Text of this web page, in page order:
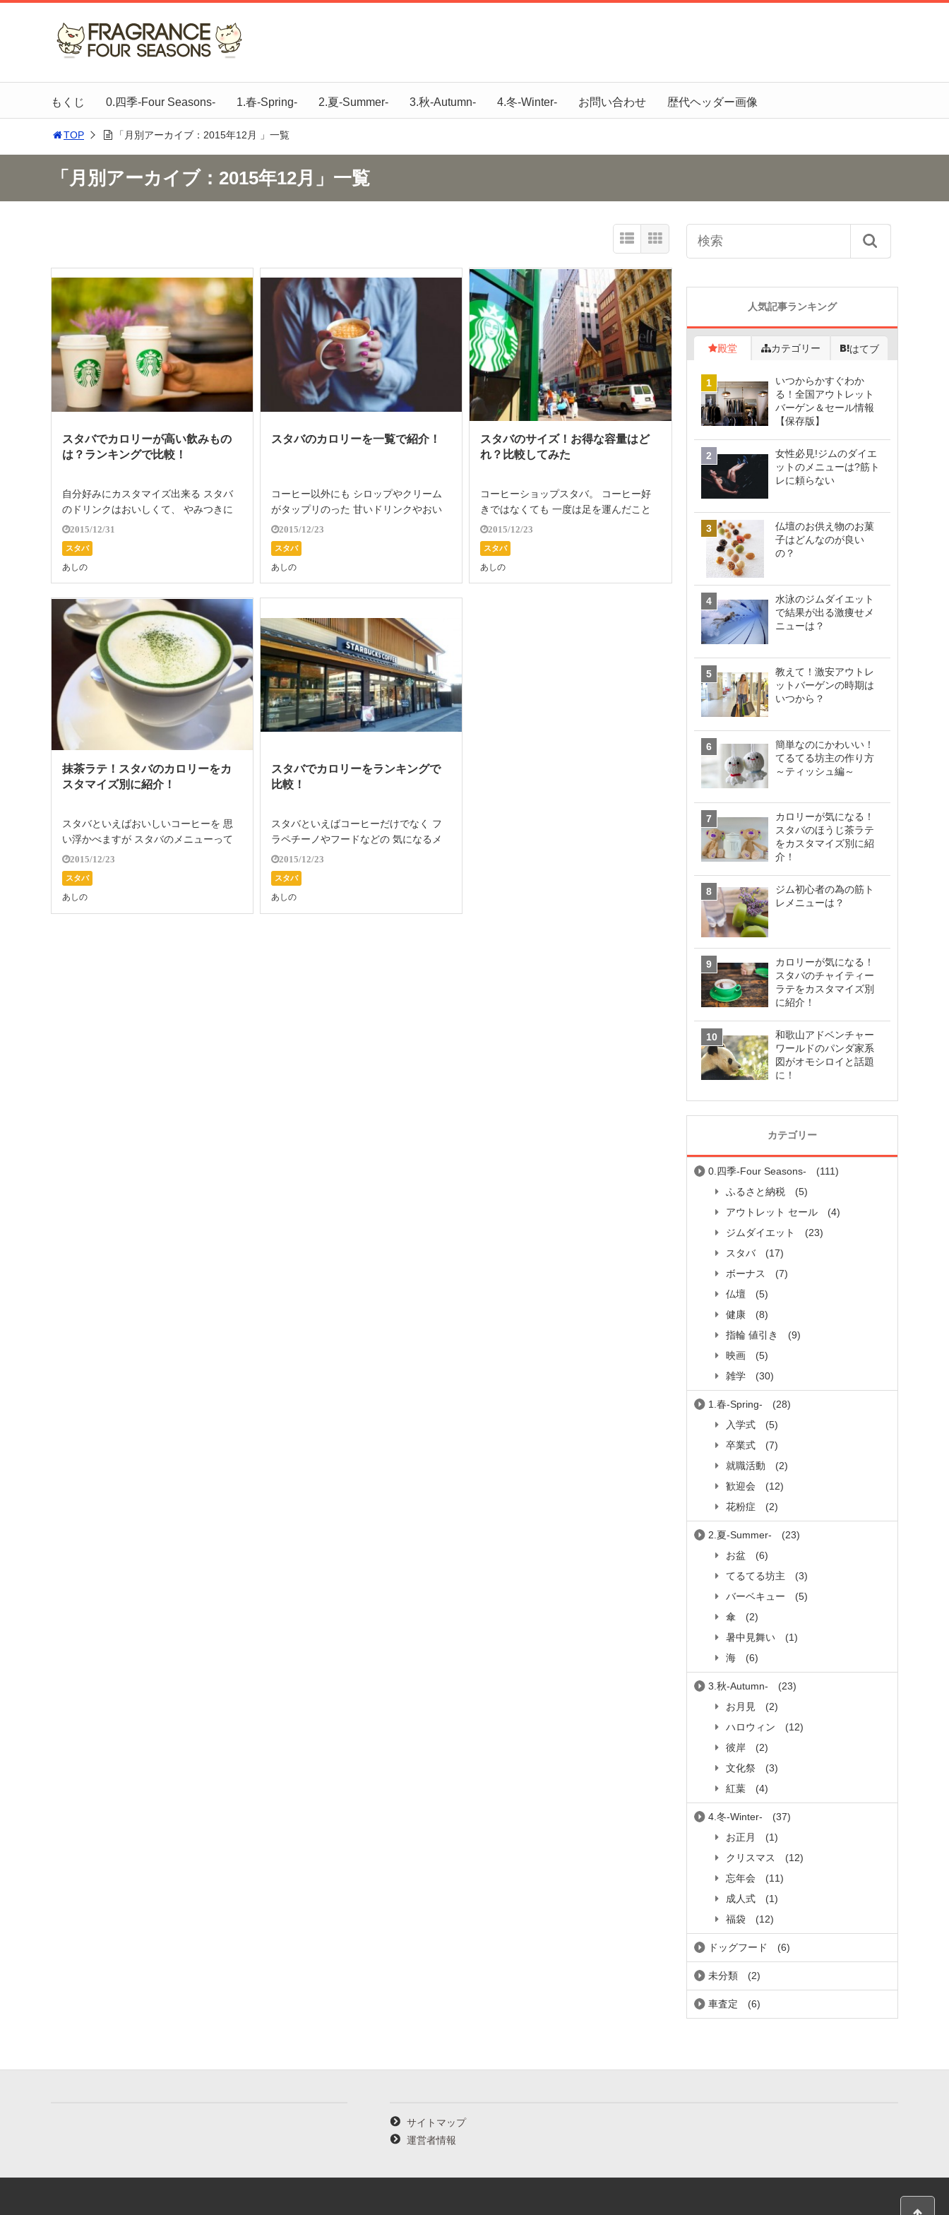
もくじ 0.四季-Four Seasons- 1.春-Spring- 2.夏-Summer- 3.秋-Autumn- 4.冬-Winter- お問い合わせ 歴代ヘッダー画像
TOP 「月別アーカイブ：2015年12月 」一覧
「月別アーカイブ：2015年12月」一覧
スタバでカロリーが高い飲みもの
は？ランキングで比較！
自分好みにカスタマイズ出来る スタバ
のドリンクはおいしくて、 やみつきに
なってしまいますが それがダイエット
中となると、 今度はカロリーが 気にな
ってくるんですよね～。 スタバでカロ
リーが高いドリンクを ランキングにし
た […]
2015/12/31
スタバ
あしの
スタバのカロリーを一覧で紹介！
コーヒー以外にも シロップやクリーム
がタップリのった 甘いドリンクやおい
しいフードも 魅力のコーヒーショップ
スタバ。 期間限定のメニューや オリジ
ナルにカスタマイズできちゃう トッピ
ングのおかげで 決して飽きることがあ
り […]
2015/12/23
スタバ
あしの
スタバのサイズ！お得な容量はど
れ？比較してみた
コーヒーショップスタバ。 コーヒー好
きではなくても 一度は足を運んだこと
があると思います。 メニューもコーヒ
ーだけでなく フラペチーノやラテなど
種類も豊富で オリジナルのカスタマイ
ズで アレンジすれば その種類は数えら
れ […]
2015/12/23
スタバ
あしの
抹茶ラテ！スタバのカロリーをカ
スタマイズ別に紹介！
スタバといえばおいしいコーヒーを 思
い浮かべますが スタバのメニューって
コーヒーだけじゃないんですよね～♪ 中
でもスタバの抹茶ラテは 甘くておいし
いと人気のメニューなんです。 そして
スタバならではのトッピングで 自分好
[…]
2015/12/23
スタバ
あしの
スタバでカロリーをランキングで
比較！
スタバといえばコーヒーだけでなく フ
ラペチーノやフードなどの 気になるメ
ニューがいっぱいですね♪ 「おいしそう
～♪」 「あれもこれも食べてみたい！」
とわくわくしてしまう一方で 見るから
に カロリーの高そうなメニューを見 […]
2015/12/23
スタバ
あしの
人気記事ランキング
殿堂 カテゴリー はてブ
いつからかすぐわか
る！全国アウトレット
バーゲン＆セール情報
【保存版】
女性必見!ジムのダイエ
ットのメニューは?筋ト
レに頼らない
仏壇のお供え物のお菓
子はどんなのが良い
の？
水泳のジムダイエット
で結果が出る激痩せメ
ニューは？
教えて！激安アウトレ
ットバーゲンの時期は
いつから？
簡単なのにかわいい！
てるてる坊主の作り方
～ティッシュ編～
カロリーが気になる！
スタバのほうじ茶ラテ
をカスタマイズ別に紹
介！
ジム初心者の為の筋ト
レメニューは？
カロリーが気になる！
スタバのチャイティー
ラテをカスタマイズ別
に紹介！
和歌山アドベンチャー
ワールドのパンダ家系
図がオモシロイと話題
に！
カテゴリー
0.四季-Four Seasons-
(111)
ふるさと納税
(5)
アウトレット セール
(4)
ジムダイエット
(23)
スタバ
(17)
ボーナス
(7)
仏壇
(5)
健康
(8)
指輪 値引き
(9)
映画
(5)
雑学
(30)
1.春-Spring-
(28)
入学式
(5)
卒業式
(7)
就職活動
(2)
歓迎会
(12)
花粉症
(2)
2.夏-Summer-
(23)
お盆
(6)
てるてる坊主
(3)
バーベキュー
(5)
傘
(2)
暑中見舞い
(1)
海
(6)
3.秋-Autumn-
(23)
お月見
(2)
ハロウィン
(12)
彼岸
(2)
文化祭
(3)
紅葉
(4)
4.冬-Winter-
(37)
お正月
(1)
クリスマス
(12)
忘年会
(11)
成人式
(1)
福袋
(12)
ドッグフード (6)
未分類 (2)
車査定 (6)
サイトマップ
運営者情報